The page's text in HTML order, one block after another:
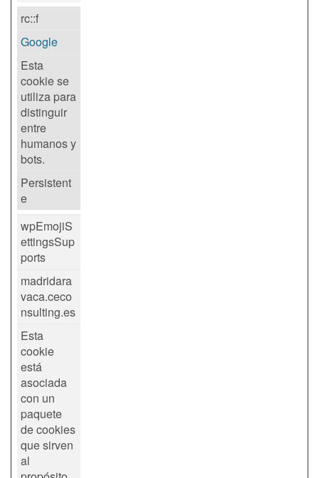
rc::f
Google
Esta
cookie se
utiliza para
distinguir
entre
humanos y
bots.
Persistent
e
wpEmojiS
ettingsSup
ports
madridara
vaca.ceco
nsulting.es
Esta
cookie
está
asociada
con un
paquete
de cookies
que sirven
al